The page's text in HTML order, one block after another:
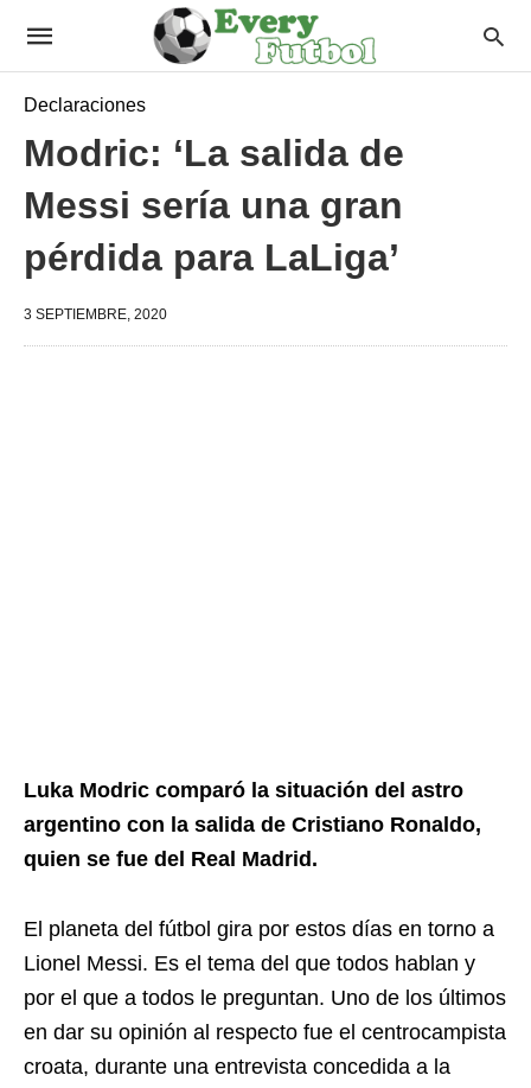
Declaraciones
Modric: ‘La salida de
Messi sería una gran
pérdida para LaLiga’
3 SEPTIEMBRE, 2020
Luka Modric comparó la situación del astro
argentino con la salida de Cristiano Ronaldo,
quien se fue del Real Madrid.
El planeta del fútbol gira por estos días en torno a
Lionel Messi. Es el tema del que todos hablan y
por el que a todos le preguntan. Uno de los últimos
en dar su opinión al respecto fue el centrocampista
croata, durante una entrevista concedida a la